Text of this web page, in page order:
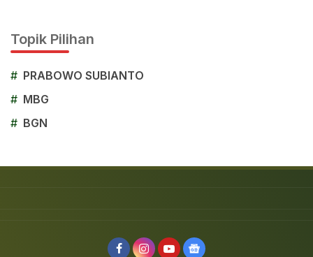
Topik Pilihan
# PRABOWO SUBIANTO
# MBG
# BGN